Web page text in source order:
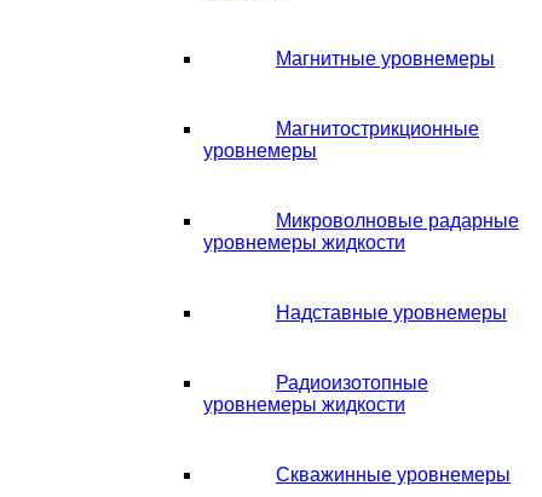
Магнитные уровнемеры
Магнитострикционные
уровнемеры
Микроволновые радарные
уровнемеры жидкости
Надставные уровнемеры
Радиоизотопные
уровнемеры жидкости
Скважинные уровнемеры